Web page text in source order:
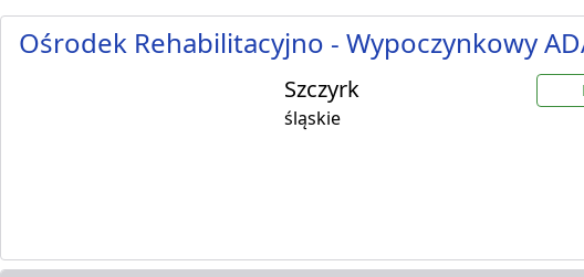
Ośrodek Rehabilitacyjno - Wypoczynkowy
Szczyrk
śląskie